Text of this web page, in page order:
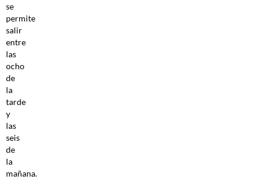
se
permite
salir
entre
las
ocho
de
la
tarde
y
las
seis
de
la
mañana.